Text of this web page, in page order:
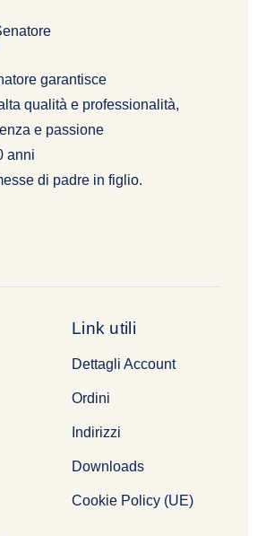
garantisce
qualità e professionalità,
e passione
anni
di padre in figlio.
Link utili
Dettagli Account
Ordini
Indirizzi
Downloads
Cookie Policy (UE)